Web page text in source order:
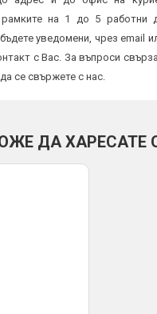
на 1 до 5 работни
уведомени, чрез email
с Вас. За въпроси
се свържете с нас.
в брой или с карта на куриер
ДА ХАРЕСАТЕ